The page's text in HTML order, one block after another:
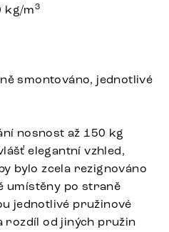
kg/m3
smontováno, jednotlivé
nosnost až 150 kg
elegantní vzhled,
bylo zcela rezignováno
umístěny po straně
jednotlivé pružinové
rozdíl od jiných pružin